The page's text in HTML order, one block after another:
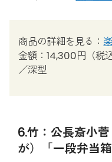
商品の詳細を見る：
金額：14,300円（税
／深型
6.竹：公長斎小
が）「一段弁当箱